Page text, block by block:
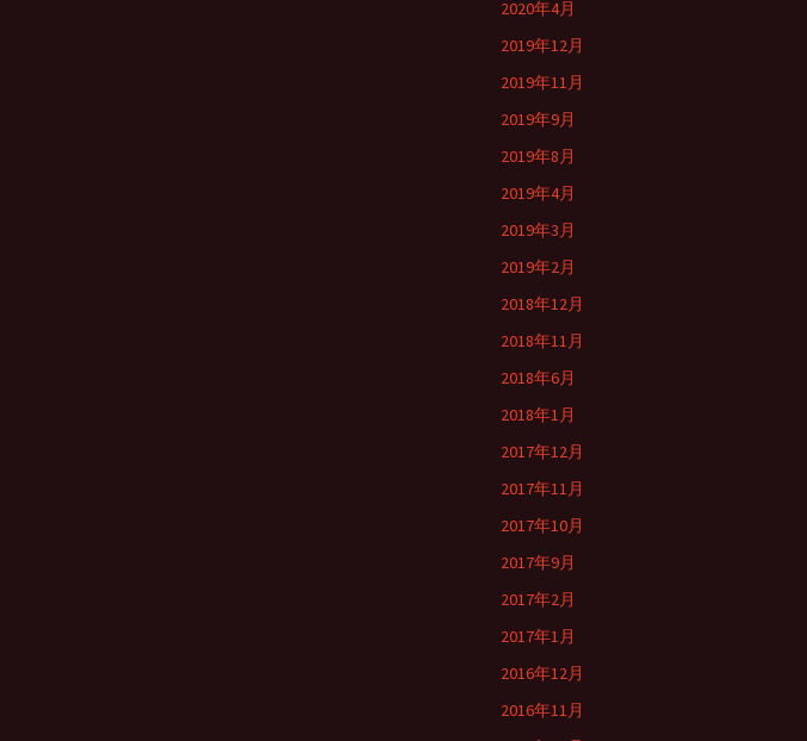
2020年4月
2019年12月
2019年11月
2019年9月
2019年8月
2019年4月
2019年3月
2019年2月
2018年12月
2018年11月
2018年6月
2018年1月
2017年12月
2017年11月
2017年10月
2017年9月
2017年2月
2017年1月
2016年12月
2016年11月